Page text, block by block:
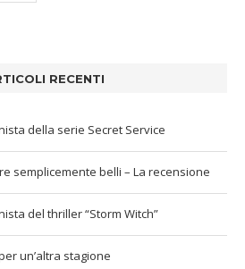
RECENTI
della serie Secret Service
semplicemente belli – La recensione
del thriller “Storm Witch”
un’altra stagione